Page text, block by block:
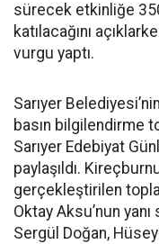
sürecek etkinliğe
katılacağını
vurgu yaptı.
Sarıyer
basın bilgilendirme
Sarıyer Edebiyat
paylaşıldı.
gerçekleştirilen
Oktay Aksu’nun yanı
Sergül Doğan,